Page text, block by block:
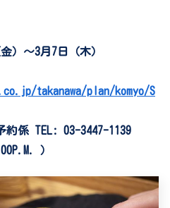
金）～3月7日（木）
takanawa/plan/komyo/S
約係 TEL: 03-3447-1139
）